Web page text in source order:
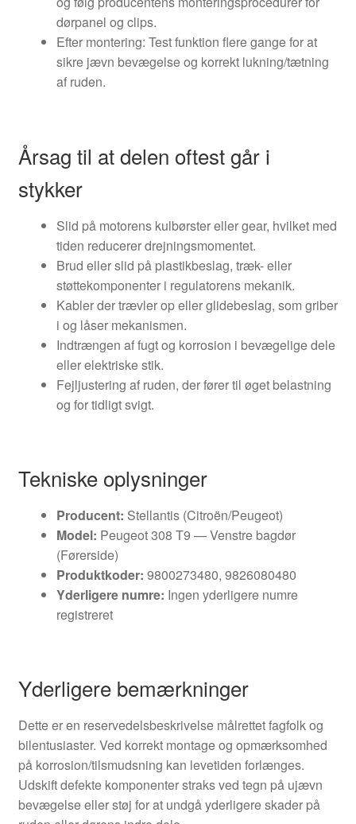
dørpanel og clips.
Efter montering: Test funktion flere gange for at
sikre jævn bevægelse og korrekt lukning/tætning
af ruden.
Årsag til at delen oftest går i
stykker
Slid på motorens kulbørster eller gear, hvilket med
tiden reducerer drejningsmomentet.
Brud eller slid på plastikbeslag, træk- eller
støttekomponenter i regulatorens mekanik.
Kabler der trævler op eller glidebeslag, som griber
i og låser mekanismen.
Indtrængen af fugt og korrosion i bevægelige dele
eller elektriske stik.
Fejljustering af ruden, der fører til øget belastning
og for tidligt svigt.
Tekniske oplysninger
Producent: Stellantis (Citroën/Peugeot)
Model: Peugeot 308 T9 — Venstre bagdør
(Førerside)
Produktkoder: 9800273480, 9826080480
Yderligere numre: Ingen yderligere numre
registreret
Yderligere bemærkninger
Dette er en reservedelsbeskrivelse målrettet fagfolk og
bilentusiaster. Ved korrekt montage og opmærksomhed
på korrosion/tilsmudsning kan levetiden forlænges.
Udskift defekte komponenter straks ved tegn på ujævn
bevægelse eller støj for at undgå yderligere skader på